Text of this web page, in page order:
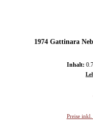
1974 Gattinara
Inhalt:
Preise